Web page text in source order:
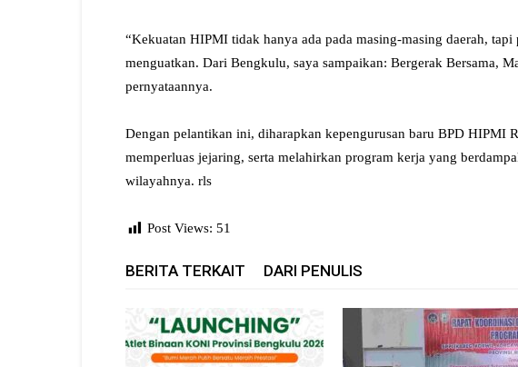
‎“Kekuatan HIPMI tidak hanya ada pada masing-masing daerah, tapi
menguatkan. Dari Bengkulu, saya sampaikan: Bergerak Bersama,
pernyataannya.
‎Dengan pelantikan ini, diharapkan kepengurusan baru BPD HIPMI
memperluas jejaring, serta melahirkan program kerja yang
wilayahnya. rls
Post Views: 51
BERITA TERKAIT DARI PENULIS